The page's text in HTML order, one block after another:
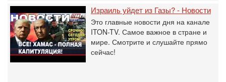
Израиль уйдет из Газы? - Новости
Это главные новости дня на канале
ITON-TV. Самое важное в стране и
мире. Смотрите и слушайте прямо
сейчас!